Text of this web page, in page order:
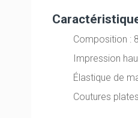
Composition :
Impression
Élastique de
Coutures